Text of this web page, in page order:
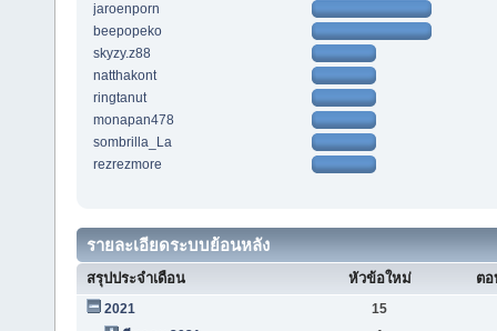
jaroenporn
beepopeko
skyzy.z88
natthakont
ringtanut
monapan478
sombrilla_La
rezrezmore
รายละเอียดระบบย้อนหลัง
สรุปประจำเดือน หัวข้อใหม่ ตอ
2021
15